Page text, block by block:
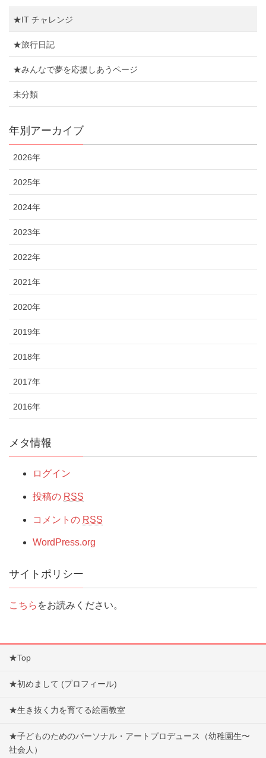
★IT チャレンジ
★旅行日記
★みんなで夢を応援しあうページ
未分類
年別アーカイブ
2026年
2025年
2024年
2023年
2022年
2021年
2020年
2019年
2018年
2017年
2016年
メタ情報
ログイン
投稿の RSS
コメントの RSS
WordPress.org
サイトポリシー
こちら をお読みください。
★Top
★初めまして (プロフィール)
★生き抜く力を育てる絵画教室
★子どものためのパーソナル・アートプロデュース（幼稚園生〜
社会人）